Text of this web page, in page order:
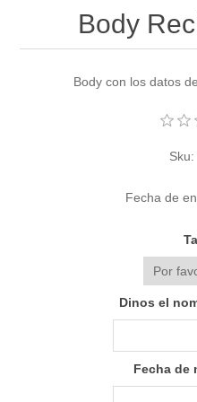
Body
Body con los datos
Sku:
Fecha de
Dinos el
Fecha de